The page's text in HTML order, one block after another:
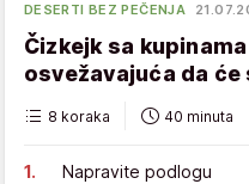
DESERTI BEZ PEČENJA
Čizkejk sa
osvežavajuća da
8 koraka 40 minuta
Napravite podlogu